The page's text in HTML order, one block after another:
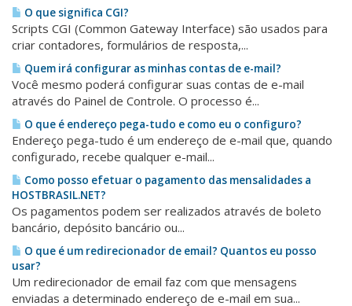
O que significa CGI?
Scripts CGI (Common Gateway Interface) são usados para
criar contadores, formulários de resposta,...
Quem irá configurar as minhas contas de e-mail?
Você mesmo poderá configurar suas contas de e-mail
através do Painel de Controle. O processo é...
O que é endereço pega-tudo e como eu o configuro?
Endereço pega-tudo é um endereço de e-mail que, quando
configurado, recebe qualquer e-mail...
Como posso efetuar o pagamento das mensalidades a
HOSTBRASIL.NET?
Os pagamentos podem ser realizados através de boleto
bancário, depósito bancário ou...
O que é um redirecionador de email? Quantos eu posso
usar?
Um redirecionador de email faz com que mensagens
enviadas a determinado endereço de e-mail em sua...